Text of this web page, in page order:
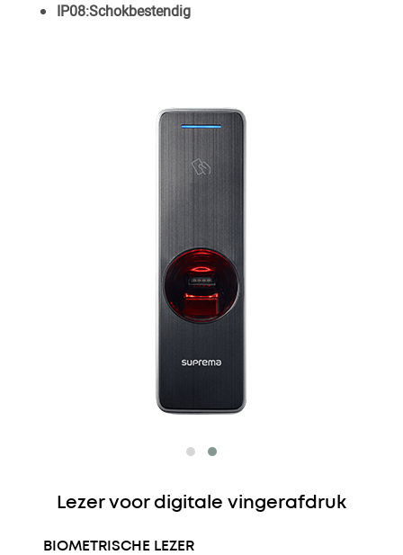
IP08:Schokbestendig
Lezer voor digitale vingerafdruk
BIOMETRISCHE LEZER